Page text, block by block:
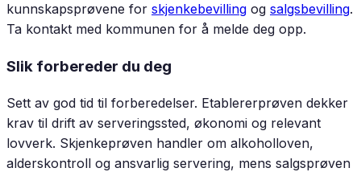
kunnskapsprøvene for skjenkebevilling og salgsbevilling.
Ta kontakt med kommunen for å melde deg opp.
Slik forbereder du deg
Sett av god tid til forberedelser. Etablererprøven dekker
krav til drift av serveringssted, økonomi og relevant
lovverk. Skjenkeprøven handler om alkoholloven,
alderskontroll og ansvarlig servering, mens salgsprøven